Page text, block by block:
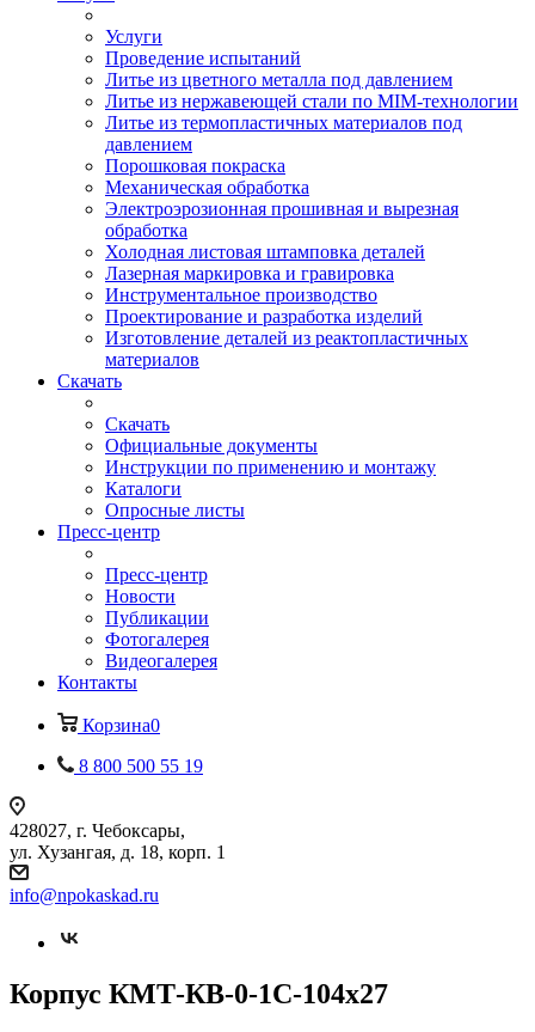
Услуги
Проведение испытаний
Литье из цветного металла под давлением
Литье из нержавеющей стали по MIM-технологии
Литье из термопластичных материалов под
давлением
Порошковая покраска
Механическая обработка
Электроэрозионная прошивная и вырезная
обработка
Холодная листовая штамповка деталей
Лазерная маркировка и гравировка
Инструментальное производство
Проектирование и разработка изделий
Изготовление деталей из реактопластичных
материалов
Скачать
Скачать
Официальные документы
Инструкции по применению и монтажу
Каталоги
Опросные листы
Пресс-центр
Пресс-центр
Новости
Публикации
Фотогалерея
Видеогалерея
Контакты
Корзина0
8 800 500 55 19
428027, г. Чебоксары,
ул. Хузангая, д. 18, корп. 1
info@npokaskad.ru
Корпус КМТ-КВ-0-1С-104х27